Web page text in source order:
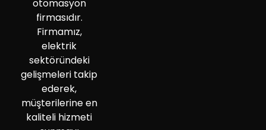
otomasyon
firmasıdır.
Firmamız,
elektrik
sektöründeki
gelişmeleri takip
ederek,
müşterilerine en
kaliteli hizmeti